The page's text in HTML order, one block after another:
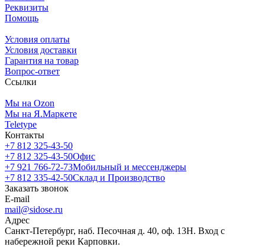
Реквизиты
Помощь
Условия оплаты
Условия доставки
Гарантия на товар
Вопрос-ответ
Ссылки
Мы на Ozon
Мы на Я.Маркете
Teletype
Контакты
+7 812 325-43-50
+7 812 325-43-50Офис
+7 921 766-72-73Мобильный и мессенджеры
+7 812 335-42-50Склад и Производство
Заказать звонок
E-mail
mail@sidose.ru
Адрес
Санкт-Петербург, наб. Песочная д. 40, оф. 13Н. Вход с
набережной реки Карповки.